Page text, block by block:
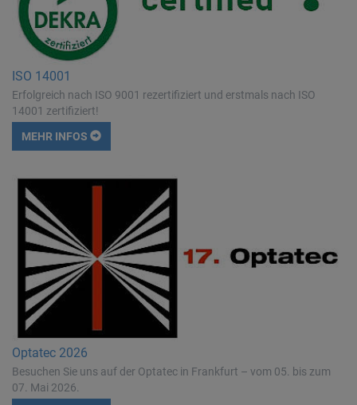
ISO 14001
Erfolgreich nach ISO 9001 rezertifiziert und erstmals nach ISO
14001 zertifiziert!
MEHR INFOS
Optatec 2026
Besuchen Sie uns auf der Optatec in Frankfurt – vom 05. bis zum
07. Mai 2026.